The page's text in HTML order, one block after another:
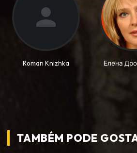
Roman Knizhka Елена
TAMBÉM PODE